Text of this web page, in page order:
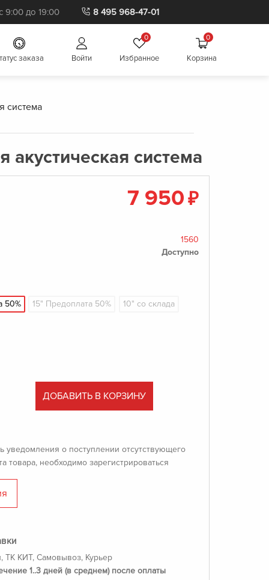
9:00 до 19:00 8 495 968-47-01
заказа Войти
0
Избранное
0
Корзина
система
акустическая система
7 950 ₽
1560
Доступно
50% 15" Предоплата 50% 10" со склада
ДОБАВИТЬ В КОРЗИНУ
уведомления о поступлении отсутствующего
товара, необходимо зарегистрироваться
ТК КИТ, Самовывоз, Курьер
1..3 дней (в среднем) после оплаты